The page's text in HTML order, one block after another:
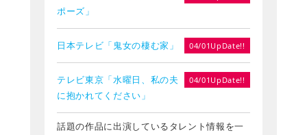
ポーズ」
日本テレビ「鬼女の棲む家」 04/01UpDate!!
テレビ東京「水曜日、私の夫
に抱かれてください」
04/01UpDate!!
話題の作品に出演しているタレント情報を一